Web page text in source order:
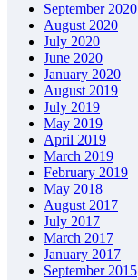
September 2020
August 2020
July 2020
June 2020
January 2020
August 2019
July 2019
May 2019
April 2019
March 2019
February 2019
May 2018
August 2017
July 2017
March 2017
January 2017
September 2015